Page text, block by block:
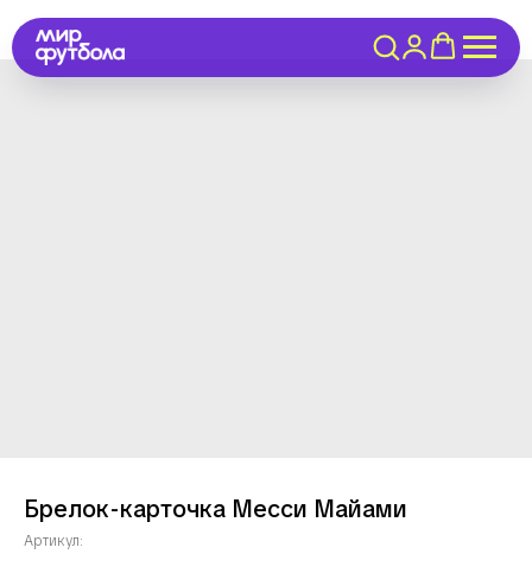
Брелок-карточка Месси Майами
Артикул: